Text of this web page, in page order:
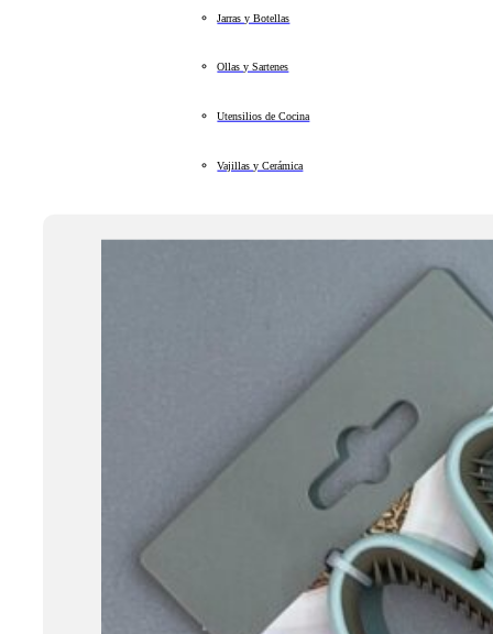
Jarras y Botellas
Ollas y Sartenes
Utensilios de Cocina
Vajillas y Cerámica